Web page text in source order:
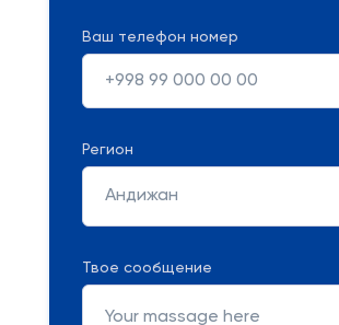
Ваш телефон номер
Регион
Андижан
Твое сообщение